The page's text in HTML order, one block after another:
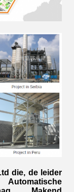
die, de leider